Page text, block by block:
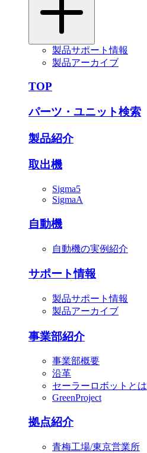
製品サポート情報
製品アーカイブ
TOP
パーツ・ユニット検索
製品紹介
取出機
Sigma5
SigmaA
自動機
自動機の実例紹介
サポート情報
製品サポート情報
製品アーカイブ
事業部紹介
事業部概要
沿革
セーラーロボットとは
GreenProject
拠点紹介
青梅工場/東京営業所